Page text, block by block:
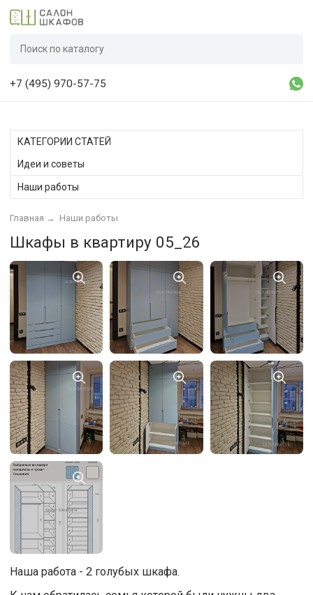
+7 (495) 970-57-75
КАТЕГОРИИ СТАТЕЙ
Идеи и советы
Наши работы
Главная → Наши работы
Шкафы в квартиру 05_26
Наша работа - 2 голубых шкафа.